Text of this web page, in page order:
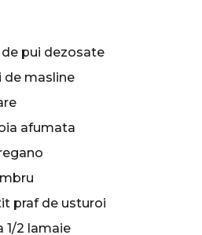
pui dezosate
de masline
afumata
praf de usturoi
1/2 lamaie